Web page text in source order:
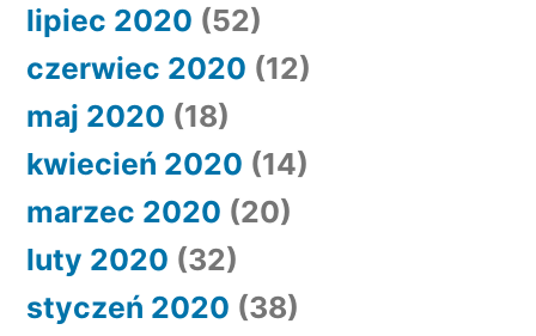
lipiec 2020 (52)
czerwiec 2020 (12)
maj 2020 (18)
kwiecień 2020 (14)
marzec 2020 (20)
luty 2020 (32)
styczeń 2020 (38)